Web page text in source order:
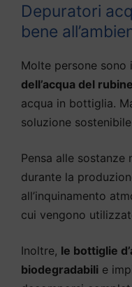
Depuratori
bene
Molte persone sono
dell’acqua del
acqua in bottiglia.
soluzione
Pensa alle sostanze
durante la
all’inquinamento
cui vengono
Inoltre, le bottiglie
biodegradabili e